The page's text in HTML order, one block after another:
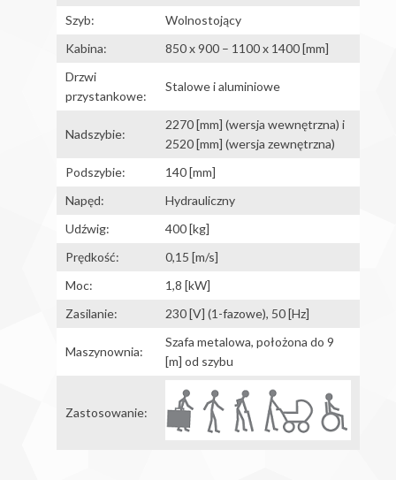
Szyb:
Wolnostojący
Kabina:
850 x 900 – 1100 x 1400 [mm]
Drzwi
przystankowe:
Stalowe i aluminiowe
Nadszybie:
2270 [mm] (wersja wewnętrzna) i
2520 [mm] (wersja zewnętrzna)
Podszybie:
140 [mm]
Napęd:
Hydrauliczny
Udźwig:
400 [kg]
Prędkość:
0,15 [m/s]
Moc:
1,8 [kW]
Zasilanie:
230 [V] (1-fazowe), 50 [Hz]
Maszynownia:
Szafa metalowa, położona do 9
[m] od szybu
Zastosowanie: